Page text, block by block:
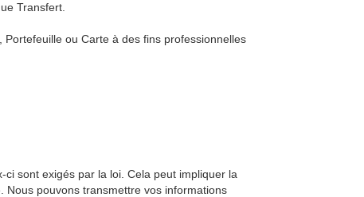
Transfert.
ou Carte à des fins professionnelles
sont exigés par la loi. Cela peut impliquer la
pouvons transmettre vos informations